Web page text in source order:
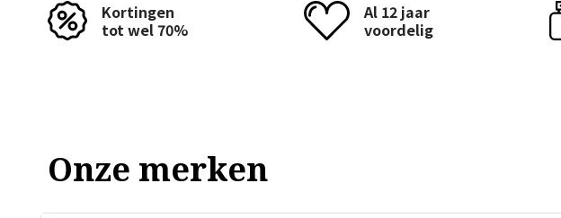
Kortingen
tot wel 70%
Al 12 jaar
voordelig
Onze merken